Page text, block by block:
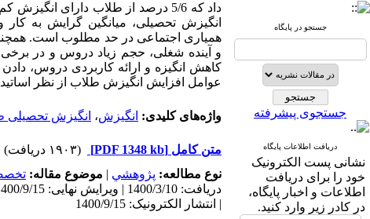
جستجو در پایگاه
جستجوی پیشرفته
دریافت اطلاعات پایگاه
نشانی پست الکترونیک
خود را برای دریافت
اطلاعات و اخبار پایگاه،
در کادر زیر وارد کنید.
انگیزش تحصیلی، میانگین گرایش به
همیاری اجتماعی در حد مطلوب است.
و آینده شغلی، حجم زیاد دروس و در
کاهش انگیزه و ارائه کاربردی دروس،
عوامل افزایش انگیزش طلاب از نظر
واژه‌های کلیدی: انگیزش، انگیزش تحصیلی
متن کامل [PDF 1348 kb]
(۱۹۰۳ دریافت)
نوع مطالعه: پژوهشي | موضوع مقاله:
| انتشار الکترونیک: 1400/9/15